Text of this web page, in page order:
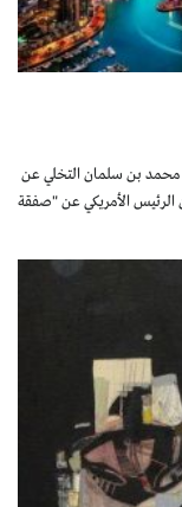
محمد بن سلمان التخلي عن
الأمريكي عن "صفقة